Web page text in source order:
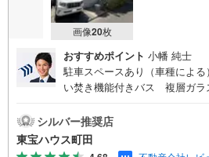
画像20枚
おすすめポイント 小幡 純士
駐車スペースあり（車種によ
い焚き機能付きバス 複層ガ
理解することから始めます。お
きし、しっかり話し合う「心」
切になります。だからこそ、そ
シルバー推奨店
東宝ハウス町田